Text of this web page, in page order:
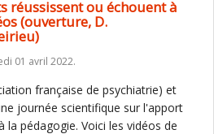
réussissent ou échouent à
(ouverture, D.
01 avril 2022.
française de psychiatrie) et
journée scientifique sur l'apport
la pédagogie. Voici les vidéos de